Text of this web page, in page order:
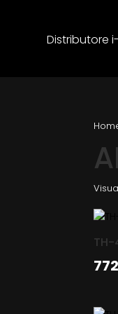
Distributore
TH-